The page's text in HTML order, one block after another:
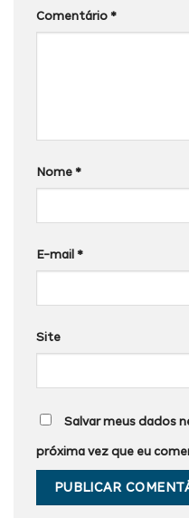
Comentário *
Nome *
E-mail *
Site
Salvar meus dados
próxima vez que eu